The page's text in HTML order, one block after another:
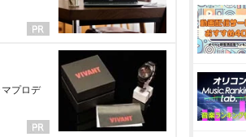
プロデ